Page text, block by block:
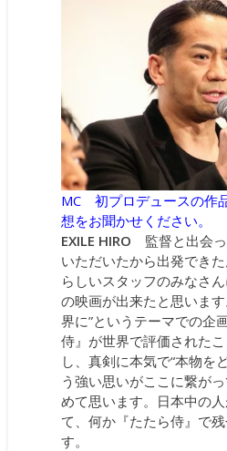
MC 初プロデュースの作
想をお聞かせください。
EXILE HIRO 監督と出会
いただいたから出発でき
らしいスタッフのみなさ
の映画が出来たと思いま
界に”というテーマでの企
侍』が世界で評価された
し、真剣に本気で“本物を
う強い思いがここに繋が
めて思います。日本中の
て、何か『たたら侍』で
す。